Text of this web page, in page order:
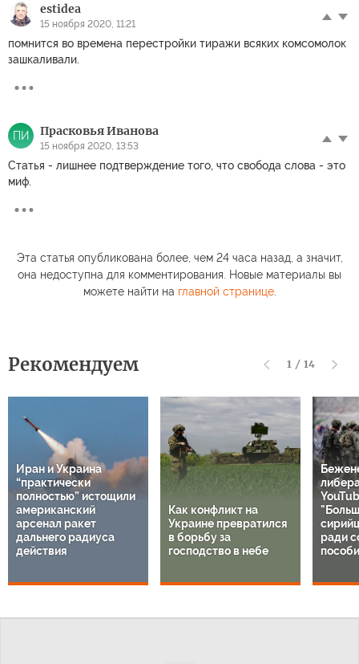
estidea
15 ноября 2020, 11:21
помнится во времена перестройки тиражи всяких комсомолок
зашкаливали.
ПИ Прасковья Иванова
15 ноября 2020, 13:53
Статья - лишнее подтверждение того, что свобода слова - это
миф.
Эта статья опубликована более, чем 24 часа назад, а значит,
она недоступна для комментирования. Новые материалы вы
можете найти на главной странице.
Рекомендуем 1 / 14
Иран и Украина
“практически
полностью” истощили
американский
арсенал ракет
дальнего радиуса
действия
Как конфликт на
Украине превратился
в борьбу за
господство в небе
ради